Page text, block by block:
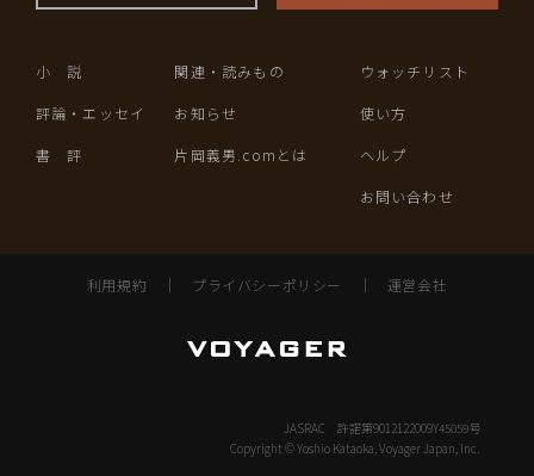
小 説
評論・エッセイ
書 評
関連・読みもの
お知らせ
片岡義男.comとは
ウォッチリスト
使い方
ヘルプ
お問い合わせ
利用規約 ｜ プライバシーポリシー ｜ 運営会社
JASRAC 許諾第9012122009Y45059号
Copyright © Yoshio Kataoka, Voyager Japan, Inc.